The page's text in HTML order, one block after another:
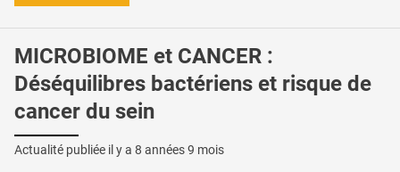
MICROBIOME et CANCER :
Déséquilibres bactériens et risque de
cancer du sein
Actualité publiée il y a 8 années 9 mois